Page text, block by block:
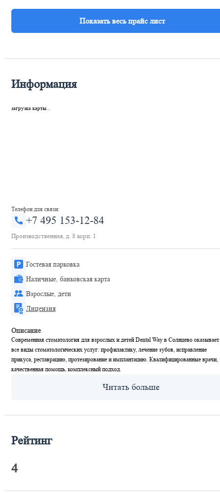
Информация
загрузка карты...
Телефон для связи:
+7 495 153-12-84
Производственная, д. 8 корп. 1
Гостевая парковка
Наличные, банковская карта
Взрослые, дети
Лицензия
Описание
Современная стоматология для взрослых и детей Dental Way в Солнцево оказывает
все виды стоматологических услуг: профилактику, лечение зубов, исправление
прикуса, реставрацию, протезирование и имплантацию. Квалифицированные врачи,
качественная помощь, комплексный подход.
Рейтинг
4